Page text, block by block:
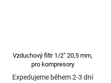
Vzduchový filtr 1/2" 20,5 mm,
pro kompresory
Expedujeme během 2-3 dní